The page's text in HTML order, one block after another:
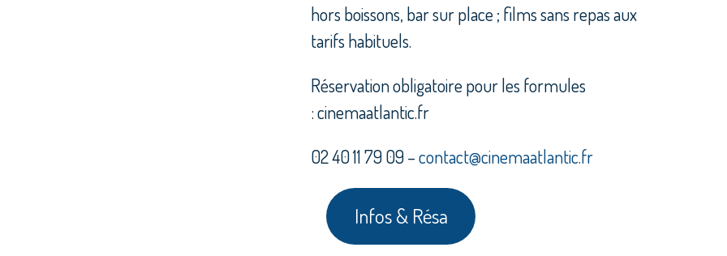
hors boissons, bar sur place ; films sans repas aux
tarifs habituels.
Réservation obligatoire pour les formules
: cinemaatlantic.fr
02 40 11 79 09 –contact@cinemaatlantic.fr
Infos & Résa